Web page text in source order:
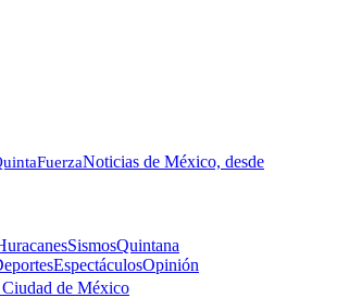
FuerzaNoticias de México, desde
SismosQuintana
EspectáculosOpinión
Ciudad de México